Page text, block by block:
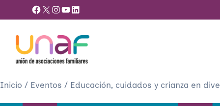
Facebook X InstagramYouTube LinkedIn
Inicio / Eventos / Educación, cuidados y crianza en